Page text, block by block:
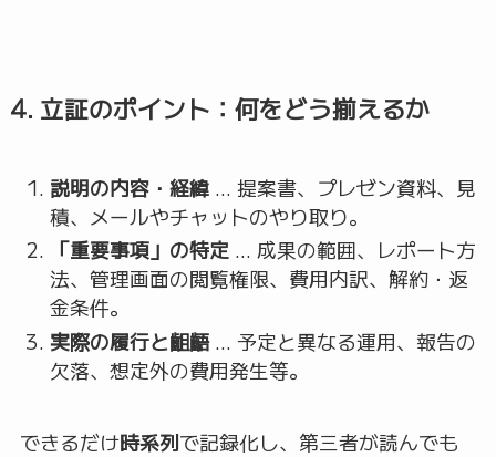
4. 立証のポイント：何をどう揃えるか
説明の内容・経緯… 提案書、プレゼン資料、見
積、メールやチャットのやり取り。
「重要事項」の特定… 成果の範囲、レポート方
法、管理画面の閲覧権限、費用内訳、解約・返
金条件。
実際の履行と齟齬… 予定と異なる運用、報告の
欠落、想定外の費用発生等。
できるだけ時系列で記録化し、第三者が読んでも